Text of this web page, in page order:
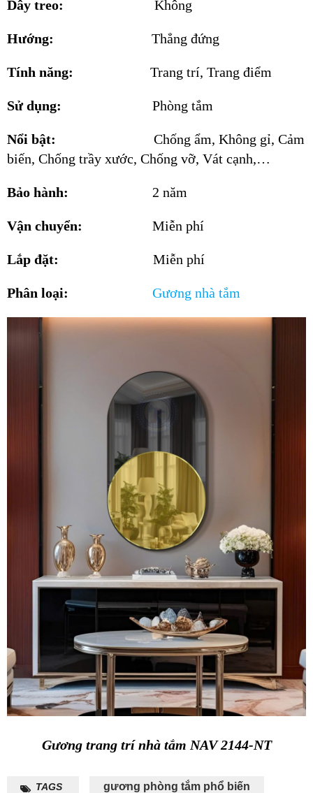
Dây treo: Không
Hướng: Thẳng đứng
Tính năng: Trang trí, Trang điểm
Sử dụng: Phòng tắm
Nổi bật: Chống ẩm, Không gỉ, Cảm
biến, Chống trầy xước, Chống vỡ, Vát cạnh,…
Bảo hành: 2 năm
Vận chuyển: Miễn phí
Lắp đặt: Miễn phí
Phân loại: Gương nhà tắm
Gương trang trí nhà tắm NAV 2144-NT
TAGS gương phòng tắm phổ biến